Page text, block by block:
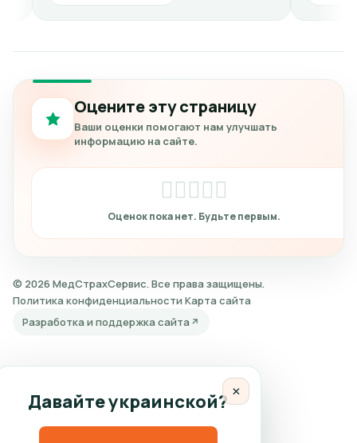
Оцените эту страницу
Ваши оценки помогают нам улучшать
информацию на сайте.
© 2026 МедСтрахСервис. Все права защищены.
Политика конфиденциальности Карта сайта
Разработка и поддержка сайта
×
Давайте украинской?